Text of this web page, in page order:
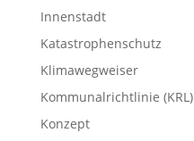
Innenstadt
Katastrophenschutz
Klimawegweiser
Kommunalrichtlinie (KRL)
Konzept